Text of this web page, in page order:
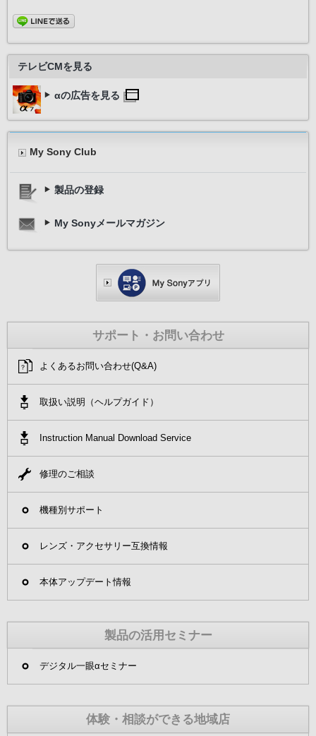
テレビCMを見る
αの広告を見る
My Sony Club
製品の登録
My Sonyメールマガジン
サポート・お問い合わせ
よくあるお問い合わせ(Q&A)
取扱い説明（ヘルプガイド）
Instruction Manual Download Service
修理のご相談
機種別サポート
レンズ・アクセサリー互換情報
本体アップデート情報
製品の活用セミナー
デジタル一眼αセミナー
体験・相談ができる地域店